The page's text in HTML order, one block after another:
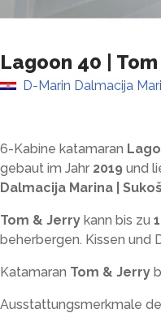
Lagoon 40
D-Marin Dalmacija
6-Kabine katamaran
gebaut im Jahr 2019 und
Dalmacija Marina |
Tom & Jerry kann bis zu
beherbergen. Kissen und
Katamaran Tom & Jerry
Ausstattungsmerkmale